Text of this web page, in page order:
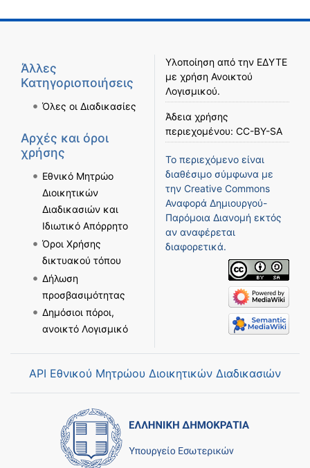
Άλλες
Κατηγοριοποιήσεις
Όλες οι Διαδικασίες
Αρχές και όροι
χρήσης
Εθνικό Μητρώο
Διοικητικών
Διαδικασιών και
Ιδιωτικό Απόρρητο
Όροι Χρήσης
δικτυακού τόπου
Δήλωση
προσβασιμότητας
Δημόσιοι πόροι,
ανοικτό Λογισμικό
Υλοποίηση από την ΕΔΥΤΕ
με χρήση Ανοικτού
Λογισμικού.
Άδεια χρήσης
περιεχομένου: CC-BY-SA
Το περιεχόμενο είναι
διαθέσιμο σύμφωνα με
την Creative Commons
Αναφορά Δημιουργού-
Παρόμοια Διανομή εκτός
αν αναφέρεται
διαφορετικά.
API Εθνικού Μητρώου Διοικητικών Διαδικασιών